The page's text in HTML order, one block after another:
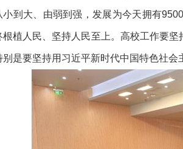
小到大、由弱到强，发展为今天拥有
根植人民、坚持人民至上。高校工作要
别是要坚持用习近平新时代中国特色社